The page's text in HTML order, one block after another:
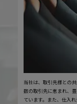
当社は、取引先様との
数の取引先に恵まれ、
ています。また、仕入